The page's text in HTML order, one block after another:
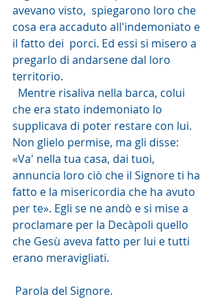
avevano visto,  spiegarono loro che
cosa era accaduto all'indemoniato e
il fatto dei  porci. Ed essi si misero a
pregarlo di andarsene dal loro
territorio.
che era stato indemoniato lo
supplicava di poter restare con lui.
Non glielo permise, ma gli disse:
«Va' nella tua casa, dai tuoi,
annuncia loro ciò che il Signore ti ha
fatto e la misericordia che ha avuto
per te». Egli se ne andò e si mise a
proclamare per la Decàpoli quello
che Gesù aveva fatto per lui e tutti
erano meravigliati.
Parola del Signore.